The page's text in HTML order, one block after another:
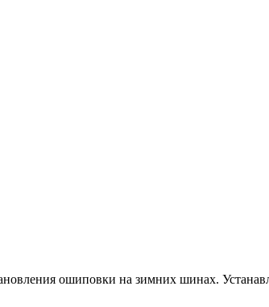
ошиповки на зимних шинах.